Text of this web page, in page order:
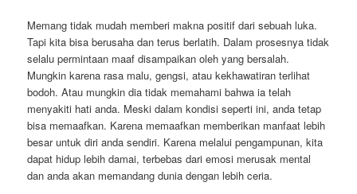
Memang tidak mudah memberi makna positif dari sebuah luka.
Tapi kita bisa berusaha dan terus berlatih. Dalam prosesnya tidak
selalu permintaan maaf disampaikan oleh yang bersalah.
Mungkin karena rasa malu, gengsi, atau kekhawatiran terlihat
bodoh. Atau mungkin dia tidak memahami bahwa ia telah
menyakiti hati anda. Meski dalam kondisi seperti ini, anda tetap
bisa memaafkan. Karena memaafkan memberikan manfaat lebih
besar untuk diri anda sendiri. Karena melalui pengampunan, kita
dapat hidup lebih damai, terbebas dari emosi merusak mental
dan anda akan memandang dunia dengan lebih ceria.